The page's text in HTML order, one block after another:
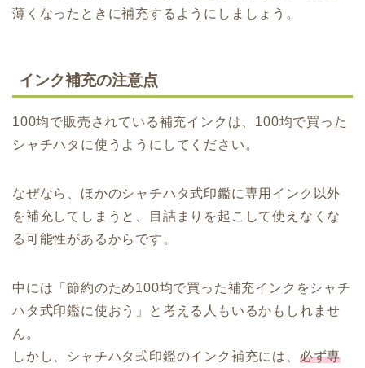
薄くなったときに補充するようにしましょう。
インク補充の注意点
100均で販売されている補充インクは、100均で買った
シャチハタに使うようにしてください。
なぜなら、ほかのシャチハタ式印鑑に専用インク以外
を補充してしまうと、目詰まりを起こして使えなくな
る可能性があるからです。
中には「節約のため100均で買った補充インクをシャチ
ハタ式印鑑に使おう」と考える人もいるかもしれませ
ん。
しかし、シャチハタ式印鑑のインク補充には、 必ず専